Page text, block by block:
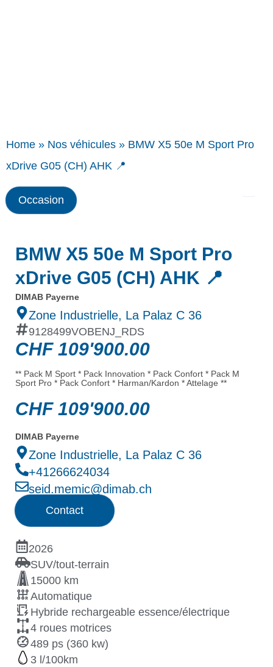
Home » Nos véhicules » BMW X5 50e M Sport Pro
xDrive G05 (CH) AHK 📍
Occasion
BMW X5 50e M Sport Pro
xDrive G05 (CH) AHK 📍
DIMAB Payerne
Zone Industrielle, La Palaz C 36
9128499VOBENJ_RDS
CHF109'900.00
** Pack M Sport * Pack Innovation * Pack Confort * Pack M
Sport Pro * Pack Confort * Harman/Kardon * Attelage **
CHF109'900.00
DIMAB Payerne
Zone Industrielle, La Palaz C 36
+41266624034
seid.memic@dimab.ch
Contact
2026
SUV/tout-terrain
15000 km
Automatique
Hybride rechargeable essence/électrique
4 roues motrices
489 ps (360 kw)
3